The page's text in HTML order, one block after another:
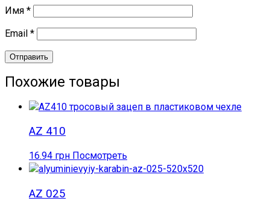
Имя *
Email *
Похожие товары
AZ 410
16.94 грн Посмотреть
AZ 025